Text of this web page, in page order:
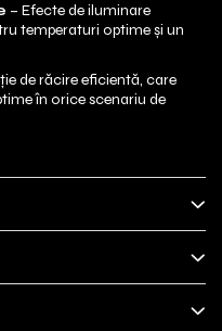
– Efecte de iluminare
temperaturi optime și un
de răcire eficientă, care
în orice scenariu de